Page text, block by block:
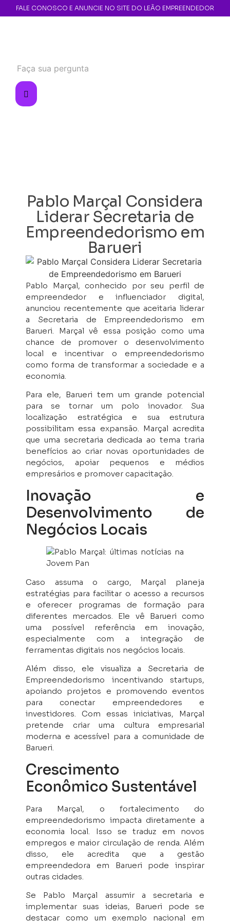
FALE CONOSCO E ANUNCIE NO SITE DO LEÃO EMPREENDEDOR
Pablo Marçal Considera
Liderar Secretaria de
Empreendedorismo em
Barueri
Pablo Marçal, conhecido por seu perfil de
empreendedor e influenciador digital,
anunciou recentemente que aceitaria liderar
a Secretaria de Empreendedorismo em
Barueri. Marçal vê essa posição como uma
chance de promover o desenvolvimento
local e incentivar o empreendedorismo
como forma de transformar a sociedade e a
economia.
Para ele, Barueri tem um grande potencial
para se tornar um polo inovador. Sua
localização estratégica e sua estrutura
possibilitam essa expansão. Marçal acredita
que uma secretaria dedicada ao tema traria
benefícios ao criar novas oportunidades de
negócios, apoiar pequenos e médios
empresários e promover capacitação.
Inovação e
Desenvolvimento de
Negócios Locais
Caso assuma o cargo, Marçal planeja
estratégias para facilitar o acesso a recursos
e oferecer programas de formação para
diferentes mercados. Ele vê Barueri como
uma possível referência em inovação,
especialmente com a integração de
ferramentas digitais nos negócios locais.
Além disso, ele visualiza a Secretaria de
Empreendedorismo incentivando startups,
apoiando projetos e promovendo eventos
para conectar empreendedores e
investidores. Com essas iniciativas, Marçal
pretende criar uma cultura empresarial
moderna e acessível para a comunidade de
Barueri.
Crescimento
Econômico Sustentável
Para Marçal, o fortalecimento do
empreendedorismo impacta diretamente a
economia local. Isso se traduz em novos
empregos e maior circulação de renda. Além
disso, ele acredita que a gestão
empreendedora em Barueri pode inspirar
outras cidades.
Se Pablo Marçal assumir a secretaria e
implementar suas ideias, Barueri pode se
destacar como um exemplo nacional em